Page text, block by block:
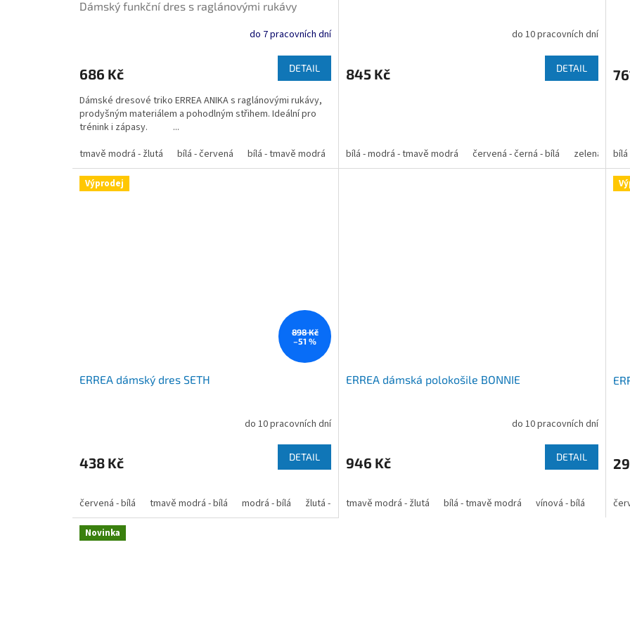
Dámský funkční dres s raglánovými rukávy
do 7 pracovních dní
686 Kč DETAIL
Dámské dresové triko ERREA ANIKA s raglánovými rukávy,
prodyšným materiálem a pohodlným střihem. Ideální pro
trénink i zápasy. ...
tmavě modrá - žlutá
bílá - červená bílá - tmavě modrá bílá - modrá červená - bílá tmavě modrá - bílá modrá - bílá
do 10 pracovních dní
845 Kč DETAIL
bílá - modrá - tmavě modrá červená - černá - bílá zelená -
Výprodej
898 Kč
–51 %
ERREA dámský dres SETH
do 10 pracovních dní
438 Kč DETAIL
červená - bílá tmavě modrá - bílá modrá - bílá žlutá - bílá světle zelená - bílá bílá - šedá černá - neon zelená
ERREA dámská polokošile BONNIE
do 10 pracovních dní
946 Kč DETAIL
tmavě modrá - žlutá bílá - tmavě modrá vínová - bílá
Novinka